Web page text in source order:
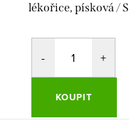
lékořice, písková / S
KOUPIT